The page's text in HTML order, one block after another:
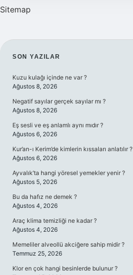
Sitemap
SIDEBAR
SON YAZILAR
Kuzu kulağı içinde ne var ?
Ağustos 8, 2026
Negatif sayılar gerçek sayılar mı ?
Ağustos 8, 2026
Eş sesli ve eş anlamlı aynı mıdır ?
Ağustos 6, 2026
Kur’an-ı Kerim’de kimlerin kıssaları anlatılır ?
Ağustos 6, 2026
Ayvalık’ta hangi yöresel yemekler yenir ?
Ağustos 5, 2026
Bu da hafız ne demek ?
Ağustos 4, 2026
Araç klima temizliği ne kadar ?
Ağustos 4, 2026
Memeliler alveollü akciğere sahip midir ?
Temmuz 25, 2026
Klor en çok hangi besinlerde bulunur ?